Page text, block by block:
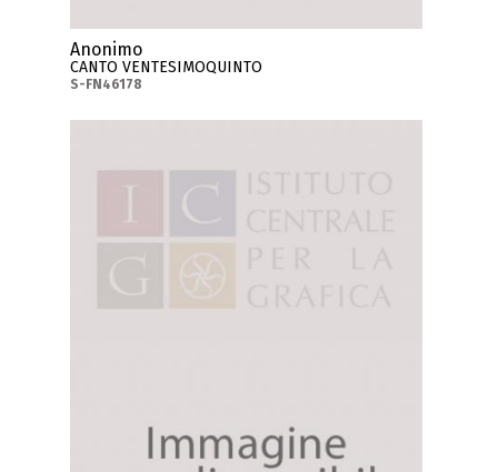
Anonimo
CANTO VENTESIMOQUINTO
S-FN46178